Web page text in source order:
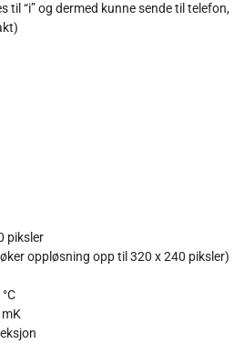
til “i” og dermed kunne sende til telefon,
piksler
oppløsning opp til 320 x 240 piksler)